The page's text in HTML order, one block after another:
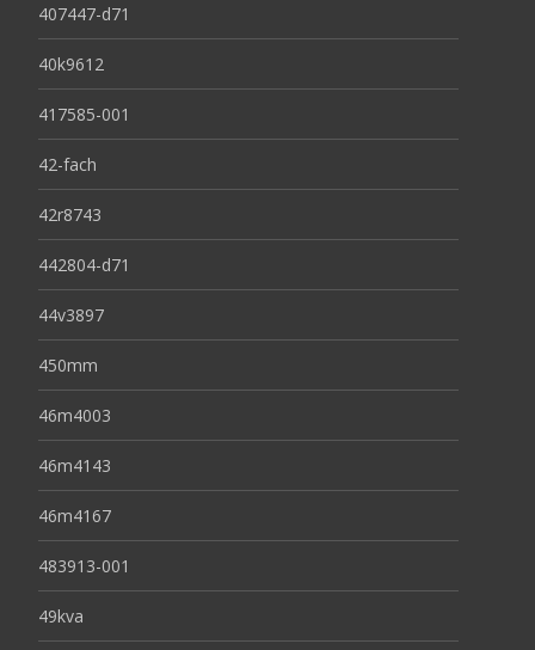
407447-d71
40k9612
417585-001
42-fach
42r8743
442804-d71
44v3897
450mm
46m4003
46m4143
46m4167
483913-001
49kva